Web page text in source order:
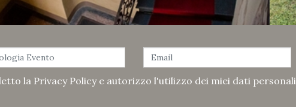
la Privacy Policye autorizzo l'utilizzo dei miei dati personali